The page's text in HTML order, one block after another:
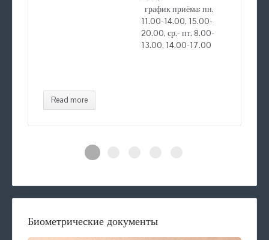
график приёма: пн.
11.00-14.00, 15.00-
20.00, ср.- пт. 8.00-
13.00, 14.00-17.00
Read more
Биометрические документы